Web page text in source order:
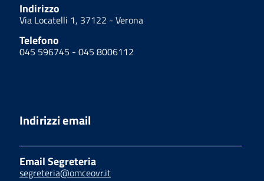
Indirizzo
Via Locatelli 1, 37122 - Verona
Telefono
045 596745 - 045 8006112
Indirizzi email
Email Segreteria
segreteria@omceovr.it